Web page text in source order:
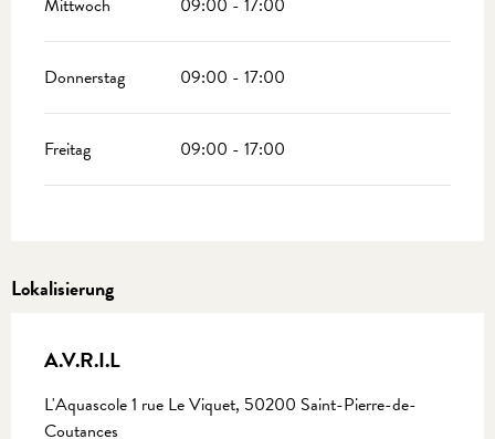
Mittwoch 09:00 - 17:00
Donnerstag 09:00 - 17:00
Freitag 09:00 - 17:00
Lokalisierung
A.V.R.I.L
L'Aquascole 1 rue Le Viquet, 50200 Saint-Pierre-de-
Coutances